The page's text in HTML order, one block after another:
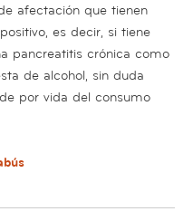
afectación que tienen
es decir, si tiene
pancreatitis crónica como
de alcohol, sin duda
por vida del consumo